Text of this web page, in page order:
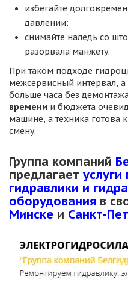
избегайте
давлении;
снимайте наледь со
разорвала манжету.
При таком подходе
межсервисный интервал,
больше часа без
времени и бюджета
машине, а техника готова
смену.
Группа компаний
предлагает
гидравлики и
оборудования в
Минске и Санкт-